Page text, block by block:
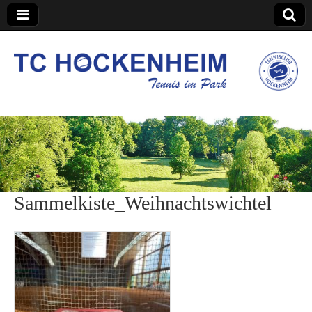
TC Hockenheim
Sammelkiste_Weihnachtswichtel